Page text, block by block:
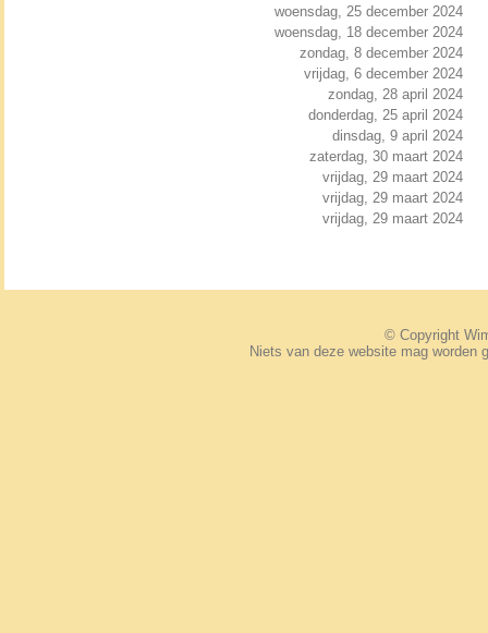
woensdag, 25 december 2024
woensdag, 18 december 2024
zondag, 8 december 2024
vrijdag, 6 december 2024
zondag, 28 april 2024
donderdag, 25 april 2024
dinsdag, 9 april 2024
zaterdag, 30 maart 2024
vrijdag, 29 maart 2024
vrijdag, 29 maart 2024
vrijdag, 29 maart 2024
© Copyright
Niets van deze website mag worden